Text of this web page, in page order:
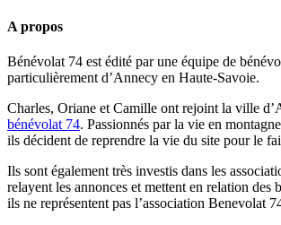
A propos
Bénévolat 74 est édité par une équipe de
particulièrement d’Annecy en Haute-Savoie.
Charles, Oriane et Camille ont rejoint la ville
bénévolat 74. Passionnés par la vie en
ils décident de reprendre la vie du site pour le
Ils sont également très investis dans les
relayent les annonces et mettent en relation des
ils ne représentent pas l’association Benevolat